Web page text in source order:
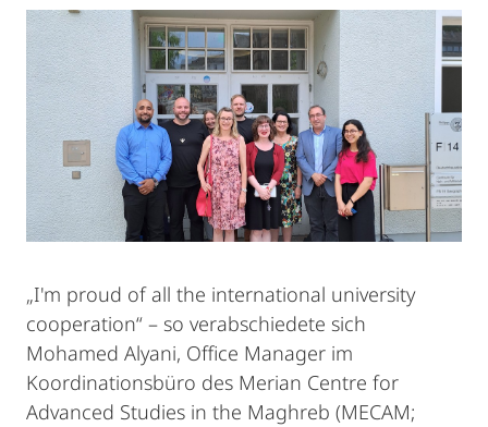
„I'm proud of all the international university
cooperation“ – so verabschiedete sich
Mohamed Alyani, Office Manager im
Koordinationsbüro des Merian Centre for
Advanced Studies in the Maghreb (MECAM;